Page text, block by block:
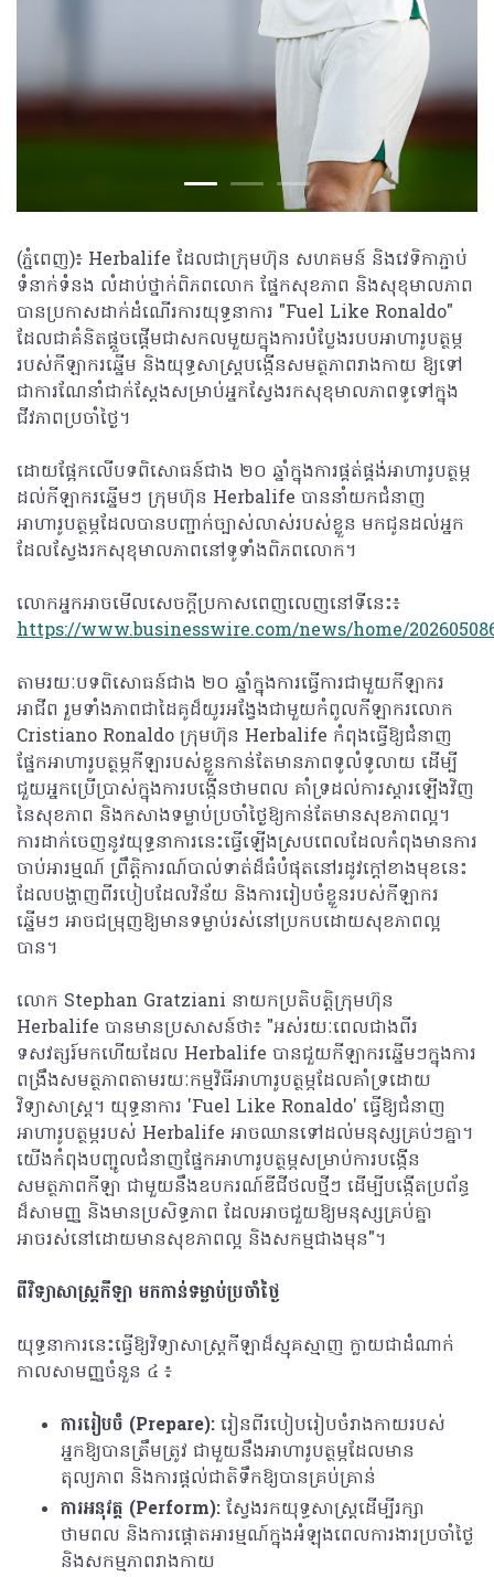
(ភ្នំពេញ)៖ Herbalife ដែលជាក្រុមហ៊ុន សហគមន៍ និងវេទិកាភ្ជាប់
ទំនាក់ទំនង លំដាប់ថ្នាក់ពិភពលោក ផ្នែកសុខភាព និងសុខុមាលភាព
បានប្រកាសដាក់ដំណើរការយុទ្ធនាការ "Fuel Like Ronaldo"
ដែលជាគំនិតផ្តួចផ្តើមជាសកលមួយក្នុងការបំប្លែងរបបអាហារូបត្ថម្ភ
របស់កីឡាករឆ្នើម និងយុទ្ធសាស្ត្របង្កើនសមត្ថភាពរាងកាយ ឱ្យទៅ
ជាការណែនាំជាក់ស្តែងសម្រាប់អ្នកស្វែងរកសុខុមាលភាពទូទៅក្នុង
ជីវភាពប្រចាំថ្ងៃ។
ដោយផ្អែកលើបទពិសោធន៍ជាង ២០ ឆ្នាំក្នុងការផ្គត់ផ្គង់អាហារូបត្ថម្ភ
ដល់កីឡាករឆ្នើមៗ ក្រុមហ៊ុន Herbalife បាននាំយកជំនាញ
អាហារូបត្ថម្ភដែលបានបញ្ជាក់ច្បាស់លាស់របស់ខ្លួន មកជូនដល់អ្នក
ដែលស្វែងរកសុខុមាលភាពនៅទូទាំងពិភពលោក។
លោកអ្នកអាចមើលសេចក្តីប្រកាសពេញលេញនៅទីនេះ៖
https://www.businesswire.com/news/home/
តាមរយៈបទពិសោធន៍ជាង ២០ ឆ្នាំក្នុងការធ្វើការជាមួយកីឡាករ
អាជីព រួមទាំងភាពជាដៃគូដ៏យូរអង្វែងជាមួយកំពូលកីឡាករលោក
Cristiano Ronaldo ក្រុមហ៊ុន Herbalife កំពុងធ្វើឱ្យជំនាញ
ផ្នែកអាហារូបត្ថម្ភកីឡារបស់ខ្លួនកាន់តែមានភាពទូលំទូលាយ ដើម្បី
ជួយអ្នកប្រើប្រាស់ក្នុងការបង្កើនថាមពល គាំទ្រដល់ការស្តារឡើងវិញ
នៃសុខភាព និងកសាងទម្លាប់ប្រចាំថ្ងៃឱ្យកាន់តែមានសុខភាពល្អ។
ការដាក់ចេញនូវយុទ្ធនាការនេះធ្វើឡើងស្របពេលដែលកំពុងមានការ
ចាប់អារម្មណ៍ ព្រឹត្តិការណ៍បាល់ទាត់ដ៏ធំបំផុតនៅរដូវក្តៅខាងមុខនេះ
ដែលបង្ហាញពីរបៀបដែលវិន័យ និងការរៀបចំខ្លួនរបស់កីឡាករ
ឆ្នើមៗ អាចជម្រុញឱ្យមានទម្លាប់រស់នៅប្រកបដោយសុខភាពល្អ
បាន។
លោក Stephan Gratziani នាយកប្រតិបត្តិក្រុមហ៊ុន
Herbalife បានមានប្រសាសន៍ថា៖ "អស់រយៈពេលជាងពីរ
ទសវត្សរ៍មកហើយដែល Herbalife បានជួយកីឡាករឆ្នើមៗក្នុងការ
ពង្រឹងសមត្ថភាពតាមរយៈកម្មវិធីអាហារូបត្ថម្ភដែលគាំទ្រដោយ
វិទ្យាសាស្ត្រ។ យុទ្ធនាការ 'Fuel Like Ronaldo' ធ្វើឱ្យជំនាញ
អាហារូបត្ថម្ភរបស់ Herbalife អាចឈានទៅដល់មនុស្សគ្រប់ៗគ្នា។
យើងកំពុងបញ្ជូលជំនាញផ្នែកអាហារូបត្ថម្ភសម្រាប់ការបង្កើន
សមត្ថភាពកីឡា ជាមួយនឹងឧបករណ៍ឌីជីថលថ្មីៗ ដើម្បីបង្កើតប្រព័ន្ធ
ដ៏សាមញ្ញ និងមានប្រសិទ្ធភាព ដែលអាចជួយឱ្យមនុស្សគ្រប់គ្នា
អាចរស់​នៅដោយមានសុខភាពល្អ និងសកម្មជាងមុន"។
ពីវិទ្យាសាស្ត្រកីឡា មកកាន់ទម្លាប់ប្រចាំថ្ងៃ
យុទ្ធនាការនេះធ្វើឱ្យវិទ្យាសាស្ត្រកីឡាដ៏ស្មុគស្មាញ ក្លាយជាដំណាក់
កាលសាមញ្ញចំនួន ៤ ៖
ការរៀបចំ (Prepare): រៀនពីរបៀបរៀបចំរាងកាយរបស់
អ្នកឱ្យបានត្រឹមត្រូវ ជាមួយនឹងអាហារូបត្ថម្ភដែលមាន
តុល្យភាព និងការផ្តល់​ជាតិទឹកឱ្យបានគ្រប់គ្រាន់
ការអនុវត្ត (Perform): ស្វែងរកយុទ្ធសាស្ត្រដើម្បីរក្សា
ថាមពល និងការផ្តោតអារម្មណ៍ក្នុងអំឡុងពេលការងារប្រចាំថ្ងៃ
និងសកម្មភាពរាងកាយ